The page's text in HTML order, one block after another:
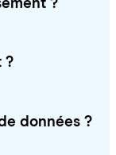
?
?
données ?